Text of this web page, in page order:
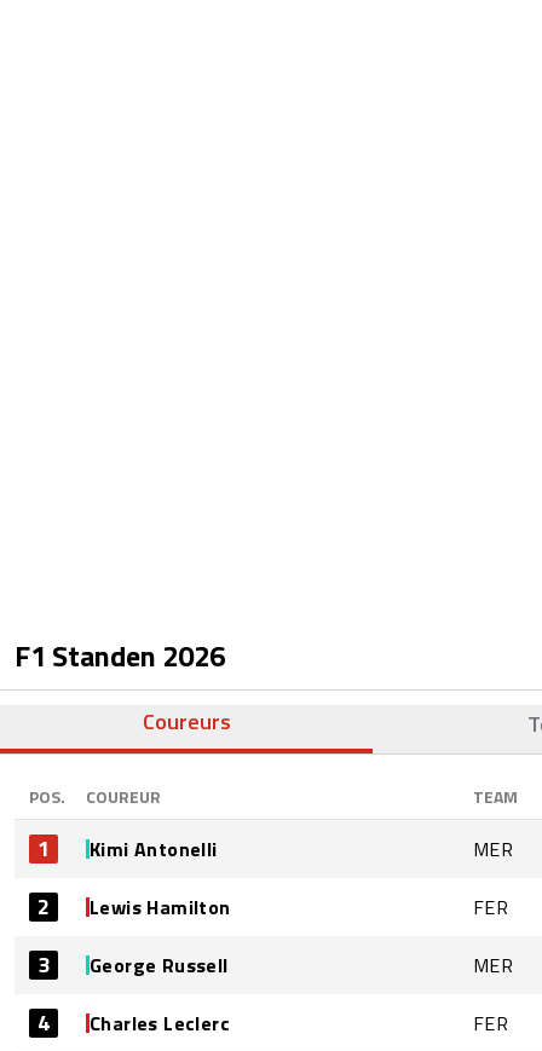
F1 Standen 2026
Coureurs
POS. COUREUR TEAM
1 Kimi Antonelli MER
2 Lewis Hamilton FER
3 George Russell MER
4 Charles Leclerc FER